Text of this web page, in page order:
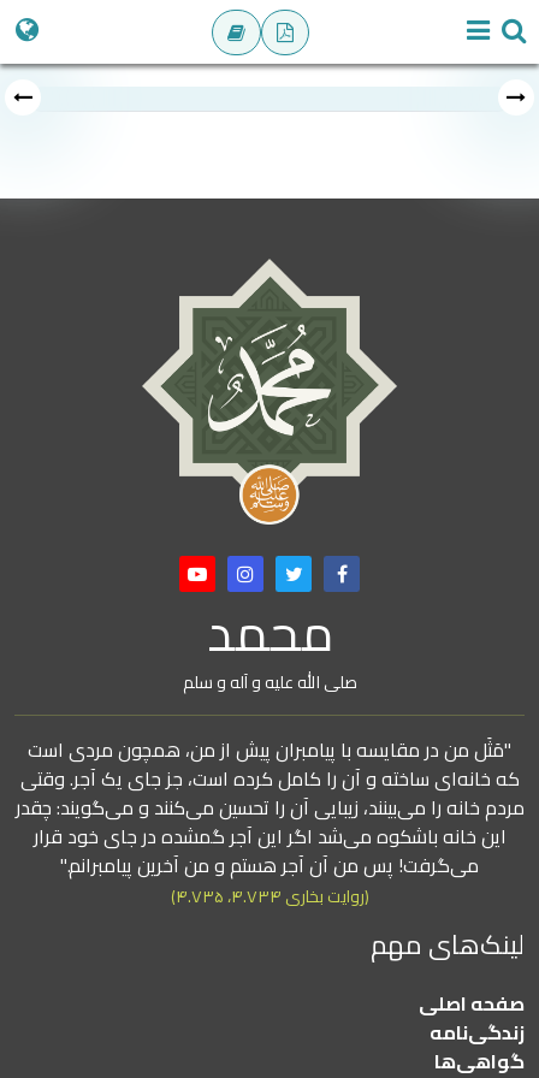
محمد
صلی الله علیه و آله و سلم
"مَثَل من در مقایسه با پیامبران پیش از من، همچون مردی است
که خانه‌ای ساخته و آن را کامل کرده است، جز جای یک آجر. وقتی
مردم خانه را می‌بینند، زیبایی آن را تحسین می‌کنند و می‌گویند: چقدر
این خانه باشکوه می‌شد اگر این آجر گمشده در جای خود قرار
می‌گرفت! پس من آن آجر هستم و من آخرین پیامبرانم."
(روایت بخاری ۴.۷۳۴، ۴.۷۳۵)
لینک‌های مهم
صفحه اصلی
زندگی‌نامه
گواهی‌ها